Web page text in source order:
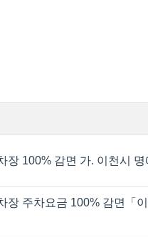
장 100% 감면 가. 이천시
장 주차요금 100% 감면「